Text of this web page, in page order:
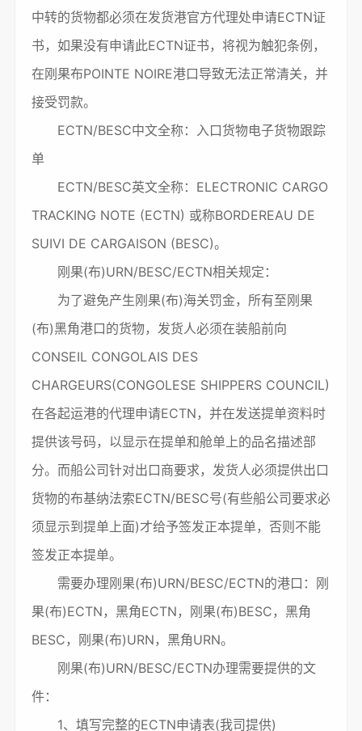
中转的货物都必须在发货港官方代理处申请ECTN证
书，如果没有申请此ECTN证书，将视为触犯条例，
在刚果布POINTE NOIRE港口导致无法正常清关，并
接受罚款。
ECTN/BESC中文全称：入口货物电子货物跟踪
单
ECTN/BESC英文全称：ELECTRONIC CARGO
TRACKING NOTE (ECTN) 或称BORDEREAU DE
SUIVI DE CARGAISON (BESC)。
刚果(布)URN/BESC/ECTN相关规定：
为了避免产生刚果(布)海关罚金，所有至刚果
(布)黑角港口的货物，发货人必须在装船前向
CONSEIL CONGOLAIS DES
CHARGEURS(CONGOLESE SHIPPERS COUNCIL)
在各起运港的代理申请ECTN，并在发送提单资料时
提供该号码，以显示在提单和舱单上的品名描述部
分。而船公司针对出口商要求，发货人必须提供出口
货物的布基纳法索ECTN/BESC号(有些船公司要求必
须显示到提单上面)才给予签发正本提单，否则不能
签发正本提单。
需要办理刚果(布)URN/BESC/ECTN的港口：刚
果(布)ECTN，黑角ECTN，刚果(布)BESC，黑角
BESC，刚果(布)URN，黑角URN。
刚果(布)URN/BESC/ECTN办理需要提供的文
件：
1、填写完整的ECTN申请表(我司提供)